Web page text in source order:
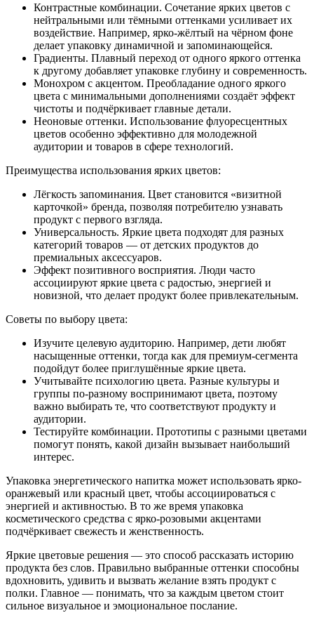
Контрастные комбинации. Сочетание ярких цветов с
нейтральными или тёмными оттенками усиливает их
воздействие. Например, ярко-жёлтый на чёрном фоне
делает упаковку динамичной и запоминающейся.
Градиенты. Плавный переход от одного яркого оттенка
к другому добавляет упаковке глубину и современность.
Монохром с акцентом. Преобладание одного яркого
цвета с минимальными дополнениями создаёт эффект
чистоты и подчёркивает главные детали.
Неоновые оттенки. Использование флуоресцентных
цветов особенно эффективно для молодежной
аудитории и товаров в сфере технологий.
Преимущества использования ярких цветов:
Лёгкость запоминания. Цвет становится «визитной
карточкой» бренда, позволяя потребителю узнавать
продукт с первого взгляда.
Универсальность. Яркие цвета подходят для разных
категорий товаров — от детских продуктов до
премиальных аксессуаров.
Эффект позитивного восприятия. Люди часто
ассоциируют яркие цвета с радостью, энергией и
новизной, что делает продукт более привлекательным.
Советы по выбору цвета:
Изучите целевую аудиторию. Например, дети любят
насыщенные оттенки, тогда как для премиум-сегмента
подойдут более приглушённые яркие цвета.
Учитывайте психологию цвета. Разные культуры и
группы по-разному воспринимают цвета, поэтому
важно выбирать те, что соответствуют продукту и
аудитории.
Тестируйте комбинации. Прототипы с разными цветами
помогут понять, какой дизайн вызывает наибольший
интерес.
Упаковка энергетического напитка может использовать ярко-
оранжевый или красный цвет, чтобы ассоциироваться с
энергией и активностью. В то же время упаковка
косметического средства с ярко-розовыми акцентами
подчёркивает свежесть и женственность.
Яркие цветовые решения — это способ рассказать историю
продукта без слов. Правильно выбранные оттенки способны
вдохновить, удивить и вызвать желание взять продукт с
полки. Главное — понимать, что за каждым цветом стоит
сильное визуальное и эмоциональное послание.